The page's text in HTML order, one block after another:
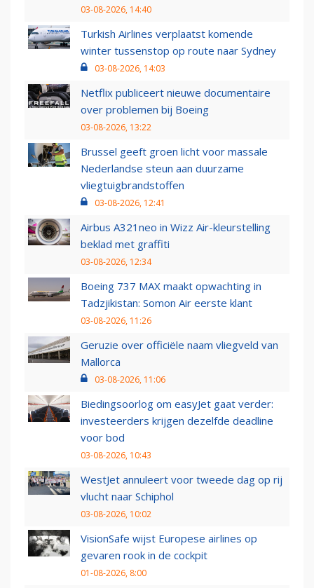
03-08-2026, 14:40
Turkish Airlines verplaatst komende
winter tussenstop op route naar Sydney
03-08-2026, 14:03
Netflix publiceert nieuwe documentaire
over problemen bij Boeing
03-08-2026, 13:22
Brussel geeft groen licht voor massale
Nederlandse steun aan duurzame
vliegtuigbrandstoffen
03-08-2026, 12:41
Airbus A321neo in Wizz Air-kleurstelling
beklad met graffiti
03-08-2026, 12:34
Boeing 737 MAX maakt opwachting in
Tadzjikistan: Somon Air eerste klant
03-08-2026, 11:26
Geruzie over officiële naam vliegveld van
Mallorca
03-08-2026, 11:06
Biedingsoorlog om easyJet gaat verder:
investeerders krijgen dezelfde deadline
voor bod
03-08-2026, 10:43
WestJet annuleert voor tweede dag op rij
vlucht naar Schiphol
03-08-2026, 10:02
VisionSafe wijst Europese airlines op
gevaren rook in de cockpit
01-08-2026, 8:00